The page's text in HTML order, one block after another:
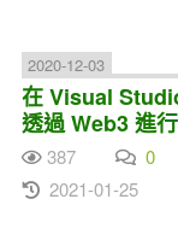
2020-12-03
在 Visual
透過 Web3 進
387 0
2021-01-25